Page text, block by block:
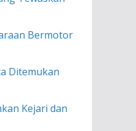
Bermotor
Ditemukan
Kejari dan